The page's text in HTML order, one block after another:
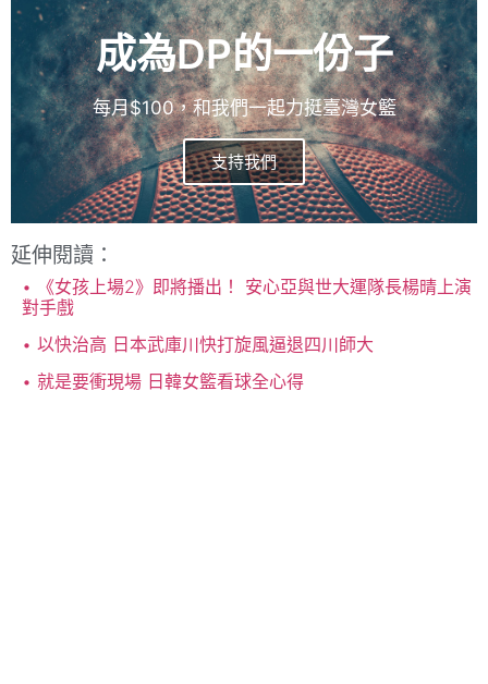
成為DP的一份子
每月$100，和我們一起力挺臺灣女籃
支持我們
延伸閱讀：
《女孩上場2》即將播出！ 安心亞與世大運隊長楊晴上演
對手戲
以快治高 日本武庫川快打旋風逼退四川師大
就是要衝現場 日韓女籃看球全心得